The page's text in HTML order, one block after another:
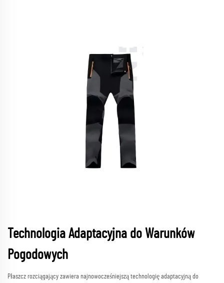
Technologia Adaptacyjna do Warunków
Pogodowych
Płaszcz rozciągający zawiera najnowocześniejszą technologię adaptacyjną do